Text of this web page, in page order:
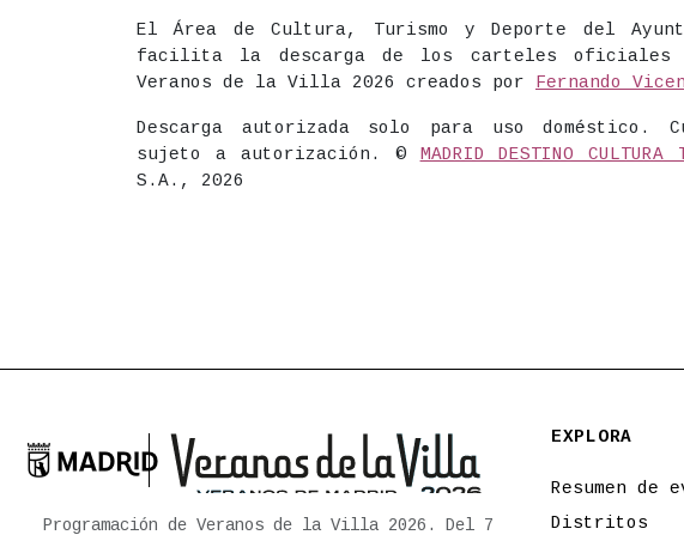
El Área de Cultura, Turismo y Deporte del
facilita la descarga de los carteles oficiales
Veranos de la Villa 2026 creados por Fernando
Descarga autorizada solo para uso doméstico.
sujeto a autorización. © MADRID DESTINO CULTURA
S.A., 2026

Ayuntamiento de Madrid
Programación de Veranos de la Villa 2026. Del 7
EXPLORA
Resumen de
Distritos